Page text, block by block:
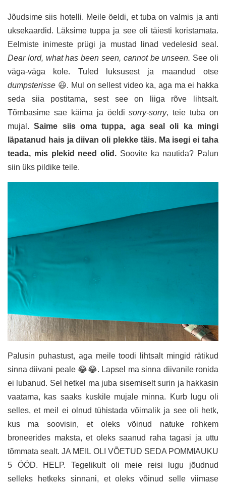
Jõudsime siis hotelli. Meile öeldi, et tuba on valmis ja anti
uksekaardid. Läksime tuppa ja see oli täiesti koristamata.
Eelmiste inimeste prügi ja mustad linad vedelesid seal.
Dear lord, what has been seen, cannot be unseen. See oli
väga-väga kole. Tuled luksusest ja maandud otse
dumpsterisse 😃. Mul on sellest video ka, aga ma ei hakka
seda siia postitama, sest see on liiga rõve lihtsalt.
Tõmbasime sae käima ja öeldisorry-sorry, teie tuba on
mujal.Saime siis oma tuppa, aga seal oli ka mingi
läpatanud hais ja diivan oli plekke täis. Ma isegi ei taha
teada, mis plekid need olid. Soovite ka nautida? Palun
siin üks pildike teile.
Palusin puhastust, aga meile toodi lihtsalt mingid rätikud
sinna diivani peale 😂😂. Lapsel ma sinna diivanile ronida
ei lubanud. Sel hetkel ma juba sisemiselt surin ja hakkasin
vaatama, kas saaks kuskile mujale minna. Kurb lugu oli
selles, et meil ei olnud tühistada võimalik ja see oli hetk,
kus ma soovisin, et oleks võinud natuke rohkem
broneerides maksta, et oleks saanud raha tagasi ja uttu
tõmmata sealt. JA MEIL OLI VÕETUD SEDA POMMIAUKU
5 ÖÖD. HELP. Tegelikult oli meie reisi lugu jõudnud
selleks hetkeks sinnani, et oleks võinud selle viimase